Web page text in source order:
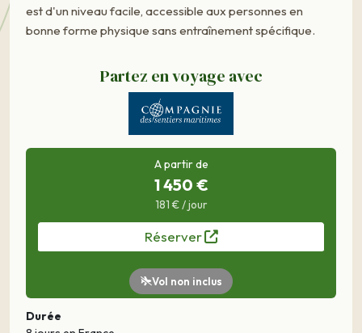
est d'un niveau facile, accessible aux personnes en
bonne forme physique sans entraînement spécifique.
Partez en voyage avec
A partir de
1 450 €
181 € / jour
Réserver
Vol non inclus
Durée